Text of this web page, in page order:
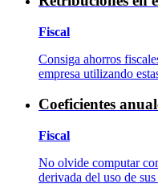
Fiscal
Consiga ahorros
empresa utilizando
Coeficientes
Fiscal
No olvide computar
derivada del uso de